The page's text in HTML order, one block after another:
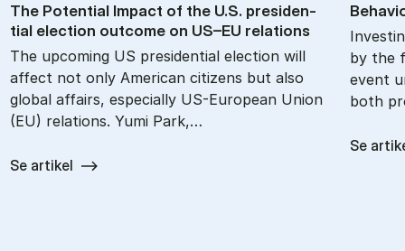
The Po­ten­tial Im­pact of the U.S. pres­id­en­
tial elec­tion out­come on US–EU re­la­tions
The upcoming US presidential election will
affect not only American citizens but also
global affairs, especially US-European Union
(EU) relations. Yumi Park,…
Se artikel
by the
event
both
Se